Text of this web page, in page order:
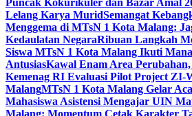
Puncak Kokurikuler dan Bazar Amal
Lelang Karya MuridSemangat
Menggema di MTsN 1 Kota Malang:
Kedaulatan NegaraRibuan Langkah
Siswa MTsN 1 Kota Malang Ikuti
AntusiasKawal Enam Area
Kemenag RI Evaluasi Pilot Project ZI-
MalangMTsN 1 Kota Malang Gelar
Mahasiswa Asistensi Mengajar UIN
Malang: Momentum Cetak Karakter